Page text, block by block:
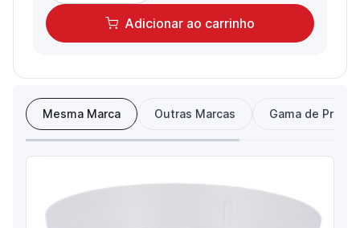
Adicionar ao carrinho
Mesma Marca Outras Marcas Gama de Preço